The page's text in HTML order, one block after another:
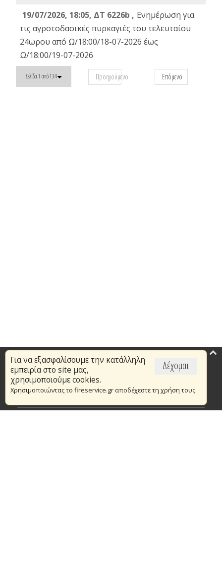
19/07/2026, 18:05, ΔΤ 6226b , Ενημέρωση για
τις αγροτοδασικές πυρκαγιές του τελευταίου
24ωρου από Ω/18:00/18-07-2026 έως
Ω/18:00/19-07-2026
Σελίδα 1 από 134 Προηγούμενο Επόμενο
Δέχομαι
Για να εξασφαλίσουμε την κατάλληλη
εμπειρία στο site μας,
χρησιμοποιούμε cookies.
Χρησιμοποιώντας το fireservice.gr αποδέχεστε τη χρήση τους.
Επικαιρότητα
Το Πυροσβεστικό Σώμα